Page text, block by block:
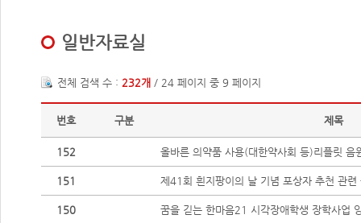
일반자료실
전체 검색 수 : 232개 / 24 페이지 중 9 페이지
번호 구분 제목
152 올바른 의약품 사용(대한약사회 등)리플릿 음
151 제41회 흰지팡이의 날 기념 포상자 추천 관련
150 꿈을 긷는 한마음21 시각장애학생 장학사업